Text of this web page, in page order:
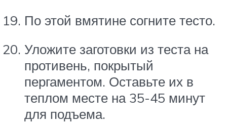
По этой вмятине согните тесто.
Уложите заготовки из теста на
противень, покрытый
пергаментом. Оставьте их в
теплом месте на 35-45 минут
для подъема.